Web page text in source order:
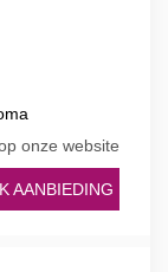
onze website
AANBIEDING